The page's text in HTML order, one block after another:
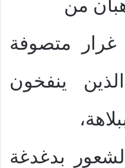
من
غرار متصوفة
ينفخون
بدغدغة